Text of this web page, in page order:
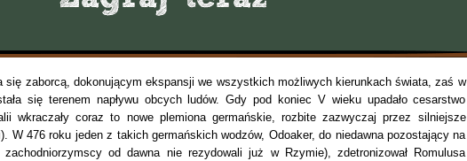
się zaborcą, dokonującym ekspansji we wszystkich możliwych kierunkach świata, zaś w
się terenem napływu obcych ludów. Gdy pod koniec V wieku upadało cesarstwo
wkraczały coraz to nowe plemiona germańskie, rozbite zazwyczaj przez silniejsze
W 476 roku jeden z takich germańskich wodzów, Odoaker, do niedawna pozostający na
zachodniorzymscy od dawna nie rezydowali już w Rzymie), zdetronizował Romulusa